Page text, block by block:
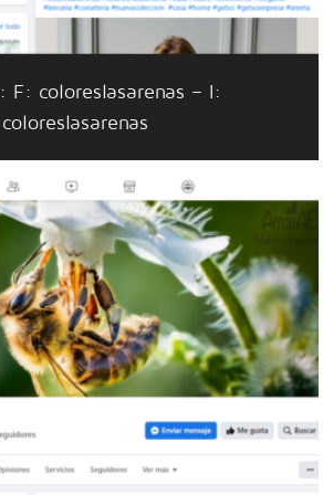
F: coloreslasarenas – I:
coloreslasarenas